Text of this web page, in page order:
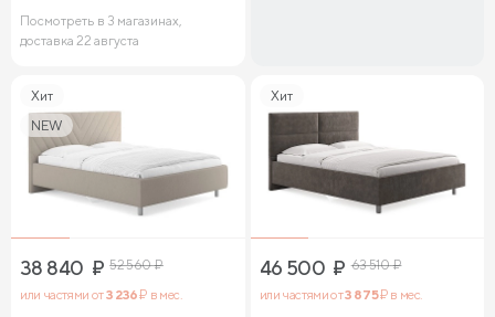
Посмотреть в 3 магазинах,
доставка 22 августа
Хит
NEW
38 840 ₽ 52 560₽
или частями от3 236₽ в мес.
Хит
46 500 ₽ 63 510₽
или частями от3 875₽ в мес.